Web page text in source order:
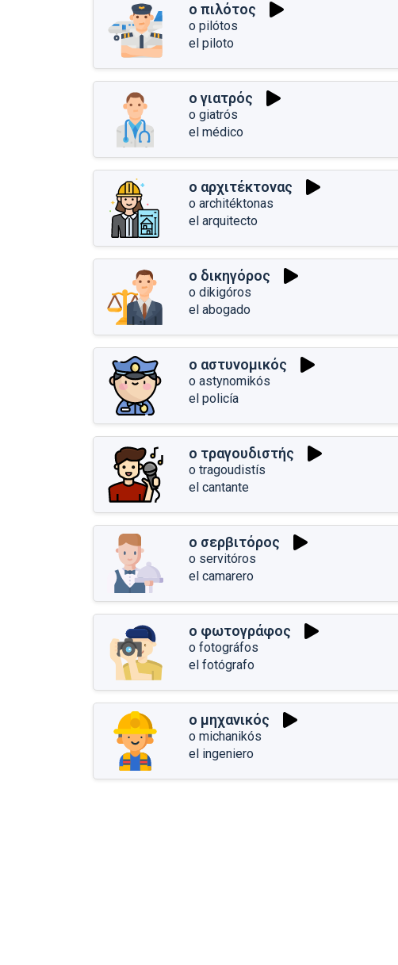
ο πιλότος
o pilótos
el piloto
ο γιατρός
o giatrós
el médico
ο αρχιτέκτονας
o architéktonas
el arquitecto
ο δικηγόρος
o dikigóros
el abogado
ο αστυνομικός
o astynomikós
el policía
ο τραγουδιστής
o tragoudistís
el cantante
ο σερβιτόρος
o servitóros
el camarero
ο φωτογράφος
o fotográfos
el fotógrafo
ο μηχανικός
o michanikós
el ingeniero